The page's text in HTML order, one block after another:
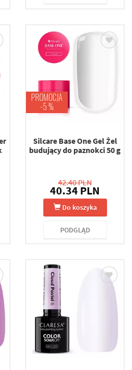
PROMOCJA
-5 %
Silcare Base One Gel Żel
budujący do paznokci 50 g
42.40 PLN
40.34 PLN
Do koszyka
PODGLĄD